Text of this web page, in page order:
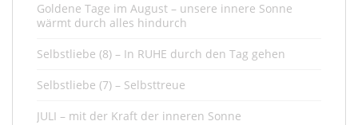
Goldene Tage im August – unsere innere Sonne
wärmt durch alles hindurch
Selbstliebe (8) – In RUHE durch den Tag gehen
Selbstliebe (7) – Selbsttreue
JULI – mit der Kraft der inneren Sonne